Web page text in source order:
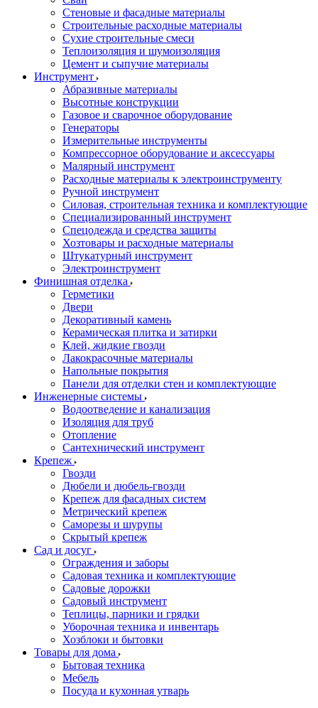
Стеновые и фасадные материалы
Строительные расходные материалы
Сухие строительные смеси
Теплоизоляция и шумоизоляция
Цемент и сыпучие материалы
Инструмент
Абразивные материалы
Высотные конструкции
Газовое и сварочное оборудование
Генераторы
Измерительные инструменты
Компрессорное оборудование и аксессуары
Малярный инструмент
Расходные материалы к электроинструменту
Ручной инструмент
Силовая, строительная техника и комплектующие
Специализированный инструмент
Спецодежда и средства защиты
Хозтовары и расходные материалы
Штукатурный инструмент
Электроинструмент
Финишная отделка
Герметики
Двери
Декоративный камень
Керамическая плитка и затирки
Клей, жидкие гвозди
Лакокрасочные материалы
Напольные покрытия
Панели для отделки стен и комплектующие
Инженерные системы
Водоотведение и канализация
Изоляция для труб
Отопление
Сантехнический инструмент
Крепеж
Гвозди
Дюбели и дюбель-гвозди
Крепеж для фасадных систем
Метрический крепеж
Саморезы и шурупы
Скрытый крепеж
Сад и досуг
Ограждения и заборы
Садовая техника и комплектующие
Садовые дорожки
Садовый инструмент
Теплицы, парники и грядки
Уборочная техника и инвентарь
Хозблоки и бытовки
Товары для дома
Бытовая техника
Мебель
Посуда и кухонная утварь